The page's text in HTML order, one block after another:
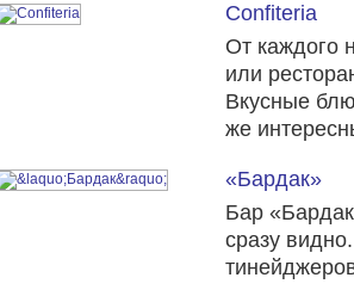
Confiteria
От каждого
или
Вкусные
же
«Бардак»
Бар
сразу